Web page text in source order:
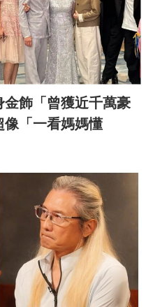
飾「曾獲近千萬豪
「一看媽媽懂